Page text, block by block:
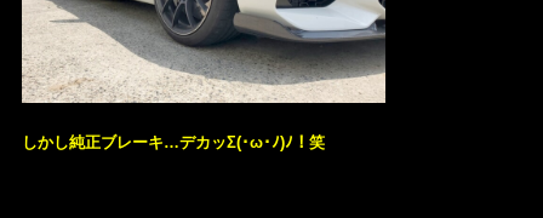
しかし純正ブレーキ…デカッΣ(･ω･ﾉ)ﾉ！笑